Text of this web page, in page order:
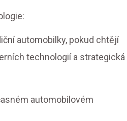
automobilky, pokud chtějí
technologií a strategická
automobilovém